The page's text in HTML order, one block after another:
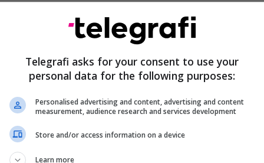
lirimi prej 500 milionë eurosh, praktikisht
çdo klub. Prandaj, skenari real është
mes Barcelonës dhe Atléticos. Mirëpo, në
– sipasMARCA– pozicioni është i prerë, nuk do
asnjë ofertë që nuk nis të paktën nga 150
në vështirësi, pasi – sipas raportimeve
burimet financiare të nivelit të dy
tjerë që përmenden në sfond, PSG dhe
Telegrafi asks for your consent to use your
personal data for the following purposes:
Personalised advertising and content, advertising and content
measurement, audience research and services development
Store and/or access information on a device
Learn more